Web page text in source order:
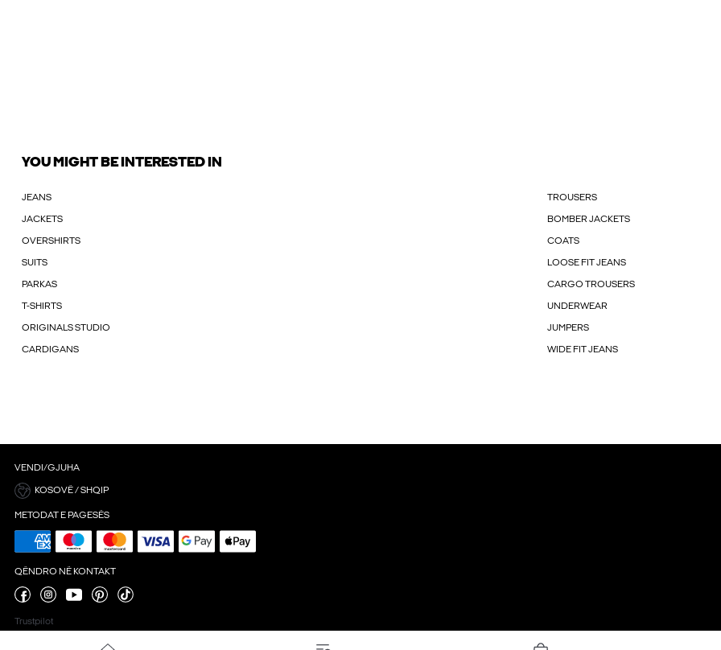
YOU MIGHT BE INTERESTED IN
JEANS TROUSERS
JACKETS BOMBER JACKETS
OVERSHIRTS COATS
SUITS LOOSE FIT JEANS
PARKAS CARGO TROUSERS
T-SHIRTS UNDERWEAR
ORIGINALS STUDIO JUMPERS
CARDIGANS WIDE FIT JEANS
VENDI/GJUHA
KOSOVË / SHQIP
METODAT E PAGESËS
QËNDRO NË KONTAKT
Trustpilot